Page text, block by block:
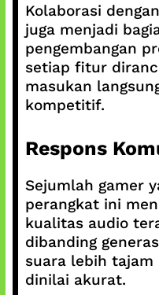
Kolaborasi
juga menjadi
pengembangan
setiap fitur
masukan
kompetitif.
Respons
Sejumlah gamer
perangkat ini
kualitas audio
dibanding
suara lebih tajam
dinilai akurat.